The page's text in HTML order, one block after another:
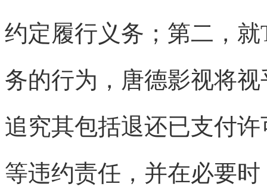
约定履行义务；第二，
务的行为，唐德影视将
追究其包括退还已支付
等违约责任，并在必要